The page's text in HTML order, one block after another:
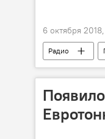
6 октября
Радио